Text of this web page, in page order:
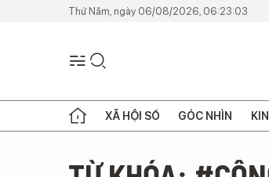
Thứ Năm, ngày 06/08/2026, 06:23:03
XÃ HỘI SỐ GÓC NHÌN